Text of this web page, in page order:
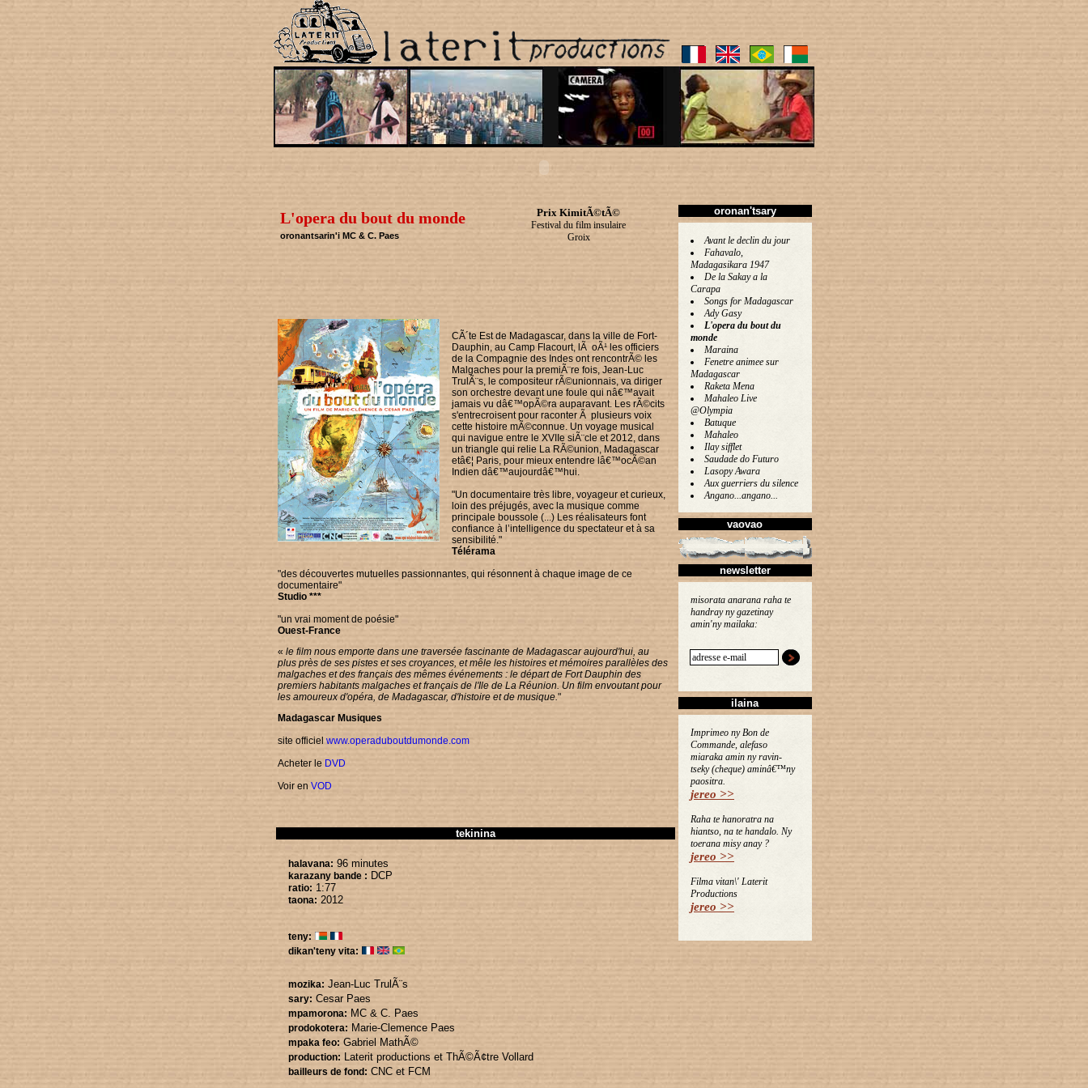
L'opera du bout du monde
oronantsarin'i MC & C. Paes
Prix KimitÃ©tÃ©
Festival du film insulaire
Groix
CÃ´te Est de Madagascar, dans la ville de Fort-
Dauphin, au Camp Flacourt, lÃ oÃ¹ les officiers
de la Compagnie des Indes ont rencontrÃ© les
Malgaches pour la premiÃ¨re fois, Jean-Luc
TrulÃ¨s, le compositeur rÃ©unionnais, va diriger
son orchestre devant une foule qui nâ€™avait
jamais vu dâ€™opÃ©ra auparavant. Les rÃ©cits
s'entrecroisent pour raconter Ã plusieurs voix
cette histoire mÃ©connue. Un voyage musical
qui navigue entre le XVIIe siÃ¨cle et 2012, dans
un triangle qui relie La RÃ©union, Madagascar
etâ€¦ Paris, pour mieux entendre lâ€™ocÃ©an
Indien dâ€™aujourdâ€™hui.
"Un documentaire très libre, voyageur et curieux,
loin des préjugés, avec la musique comme
principale boussole (...) Les réalisateurs font
confiance à l’intelligence du spectateur et à sa
sensibilité."
Télérama
"des découvertes mutuelles passionnantes, qui résonnent à chaque image de ce
documentaire"
Studio ***
"un vrai moment de poésie"
Ouest-France
« le film nous emporte dans une traversée fascinante de Madagascar aujourd'hui, au
plus près de ses pistes et ses croyances, et mêle les histoires et mémoires parallèles des
malgaches et des français des mêmes événements : le départ de Fort Dauphin des
premiers habitants malgaches et français de l'Ile de La Réunion. Un film envoutant pour
les amoureux d'opéra, de Madagascar, d'histoire et de musique."
Madagascar Musiques
site officiel www.operaduboutdumonde.com
Acheter le DVD
Voir en VOD
tekinina
halavana: 96 minutes
karazany bande : DCP
ratio: 1:77
taona: 2012
teny:
dikan'teny vita:
mozika: Jean-Luc TrulÃ¨s
sary: Cesar Paes
mpamorona: MC & C. Paes
prodokotera: Marie-Clemence Paes
mpaka feo: Gabriel MathÃ©
production: Laterit productions et ThÃ©Ã¢tre Vollard
bailleurs de fond: CNC et FCM
oronan'tsary
Avant le declin du jour
Fahavalo,
Madagasikara 1947
De la Sakay a la
Carapa
Songs for Madagascar
Ady Gasy
L'opera du bout du
monde
Maraina
Fenetre animee sur
Madagascar
Raketa Mena
Mahaleo Live
@Olympia
Batuque
Mahaleo
Ilay sifflet
Saudade do Futuro
Lasopy Awara
Aux guerriers du silence
Angano...angano...
vaovao
newsletter
misorata anarana raha te
handray ny gazetinay
amin'ny mailaka:
ilaina
Imprimeo ny Bon de
Commande, alefaso
miaraka amin ny ravin-
tseky (cheque) aminâ€™ny
paositra.
jereo >>
Raha te hanoratra na
hiantso, na te handalo. Ny
toerana misy anay ?
jereo >>
Filma vitan\' Laterit
Productions
jereo >>